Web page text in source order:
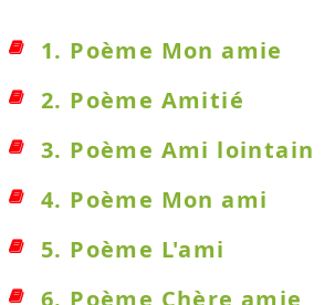
1. Poème Mon amie
2. Poème Amitié
3. Poème Ami lointain
4. Poème Mon ami
5. Poème L'ami
6. Poème Chère amie